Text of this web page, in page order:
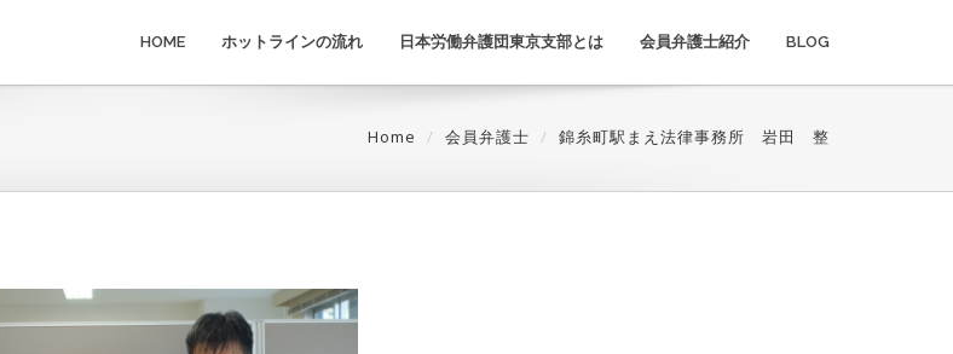
HOME ホットラインの流れ 日本労働弁護団東京支部とは 会員弁護士紹介 BLOG
Home 会員弁護士 錦糸町駅まえ法律事務所 岩田 整